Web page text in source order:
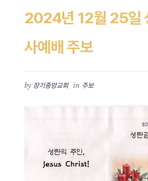
2024년 12월 25일
사예배 주보
by 장기중앙교회 in 주보